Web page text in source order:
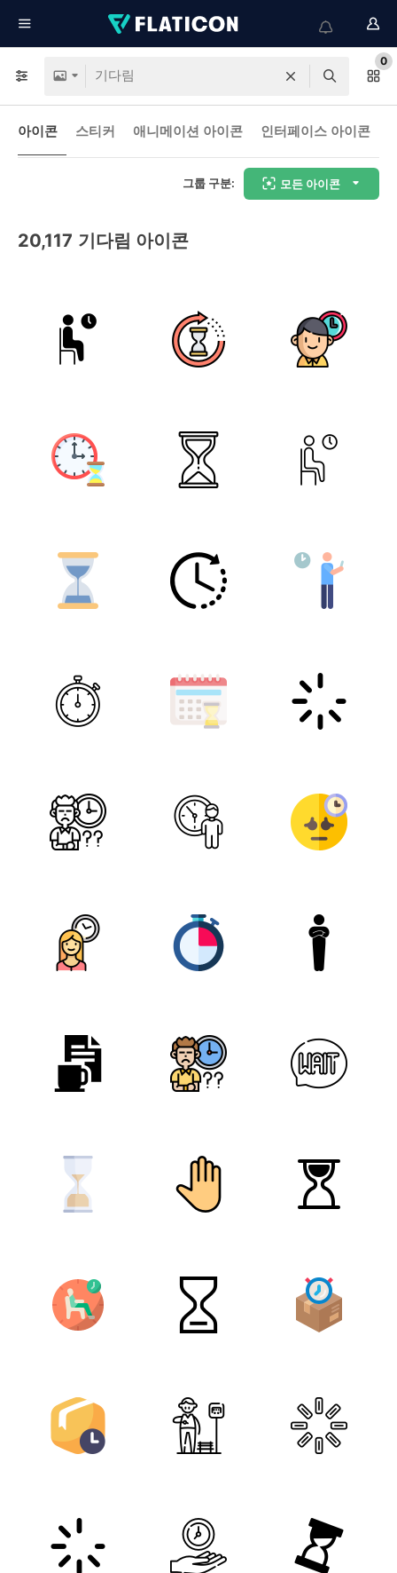
0
아이콘 스티커 애니메이션 아이콘 인터페이스 아이콘
그룹 구분: 모든 아이콘
20,117 기다림 아이콘